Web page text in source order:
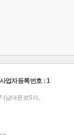
업자등록번호 : 1
(남대문로5가,